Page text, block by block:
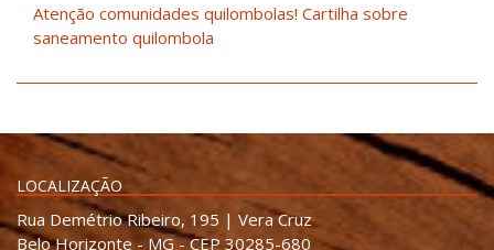
Atenção comunidades quilombolas! Cartilha sobre
saneamento quilombola
LOCALIZAÇÃO
Rua Demétrio Ribeiro, 195 | Vera Cruz
Belo Horizonte - MG - CEP 30285-680